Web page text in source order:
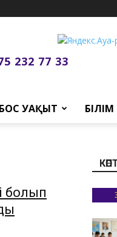
232 77 33
БОС УАҚЫТ БІЛІМ
болып